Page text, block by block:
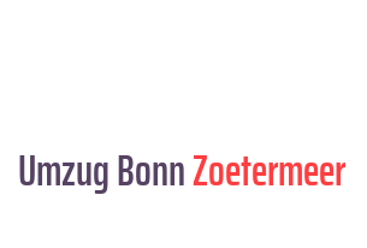
Umzug BonnZoetermeer